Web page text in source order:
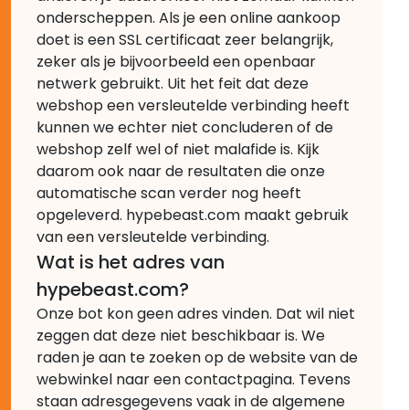
onderscheppen. Als je een online aankoop
doet is een SSL certificaat zeer belangrijk,
zeker als je bijvoorbeeld een openbaar
netwerk gebruikt. Uit het feit dat deze
webshop een versleutelde verbinding heeft
kunnen we echter niet concluderen of de
webshop zelf wel of niet malafide is. Kijk
daarom ook naar de resultaten die onze
automatische scan verder nog heeft
opgeleverd. hypebeast.com maakt gebruik
van een versleutelde verbinding.
Wat is het adres van
hypebeast.com?
Onze bot kon geen adres vinden. Dat wil niet
zeggen dat deze niet beschikbaar is. We
raden je aan te zoeken op de website van de
webwinkel naar een contactpagina. Tevens
staan adresgegevens vaak in de algemene